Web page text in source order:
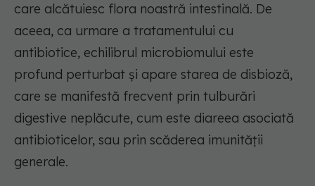
care alcătuiesc flora noastră intestinală. De
aceea, ca urmare a tratamentului cu
antibiotice, echilibrul microbiomului este
profund perturbat și apare starea de disbioză,
care se manifestă frecvent prin tulburări
digestive neplăcute, cum este diareea asociată
antibioticelor, sau prin scăderea imunității
generale.